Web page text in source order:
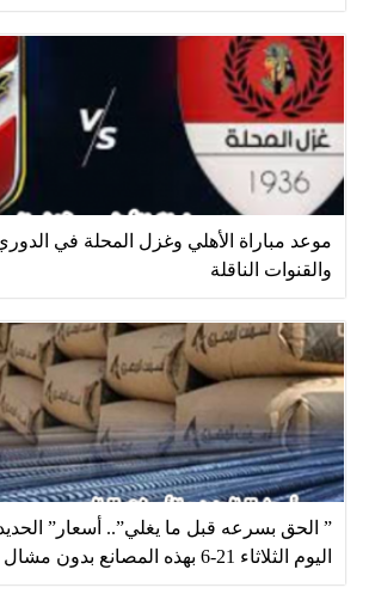
موعد مباراة الأهلي وغزل المحلة في
والقنوات الناقلة
” الحق بسرعه قبل ما يغلي”.. أسعار”
اليوم الثلاثاء 21-6 بهذه المصانع بدون مشال